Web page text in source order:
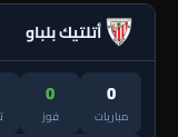
أتلتيك بلباو
0
مباريات
0
فوز